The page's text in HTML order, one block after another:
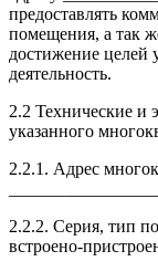
предоставлять
помещения, а так
достижение целей
деятельность.
2.2 Технические и
указанного
2.2.1. Адрес
2.2.2. Серия, тип
встроено-